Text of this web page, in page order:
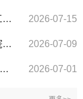
中央层面整治形式主义为基层减负专项工作机制办公室 中央纪委办公厅 公开通报3起整治形式主义为基层减负... 2026-07-15
习近平出席国家科学技术奖励大会两院院士大会中国科协第十一次全国代表大会并发表重要讲话 2026-07-09
庆祝中国共产党成立105周年大会在京隆重举行 习近平发表重要讲话 2026-07-01